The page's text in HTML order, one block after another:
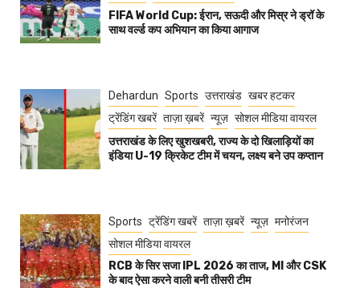
FIFA World Cup: ईरान, सऊदी और मिस्र ने ड्रॉ के
साथ वर्ल्ड कप अभियान का किया आगाज
Dehardun Sports उत्तराखंड खबर हटकर
ट्रेंडिंग खबरें ताज़ा ख़बरें न्यूज़ सोशल मीडिया वायरल
उत्तराखंड के लिए खुशखबरी, राज्य के दो खिलाड़ियों का
इंडिया U-19 क्रिकेट टीम में चयन, लक्ष्य बने उप कप्तान
Sports ट्रेंडिंग खबरें ताज़ा ख़बरें न्यूज़ मनोरंजन
सोशल मीडिया वायरल
RCB के सिर सजा IPL 2026 का ताज, MI और CSK
के बाद ऐसा करने वाली बनी तीसरी टीम